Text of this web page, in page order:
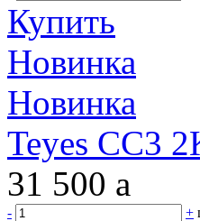
Купить
Новинка
Новинка
Teyes CC3
31 500 a
- +